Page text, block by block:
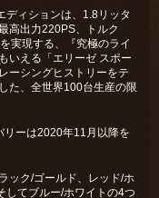
ディションは、1.8リッタ
高出力220PS、トルク
実現する、『究極のライ
いえる「エリーゼ スポー
ーシングヒストリーをテ
た、全世界100台生産の限
リーは2020年11月以降を
ック/ゴールド、レッド/ホ
してブルー/ホワイトの4つ